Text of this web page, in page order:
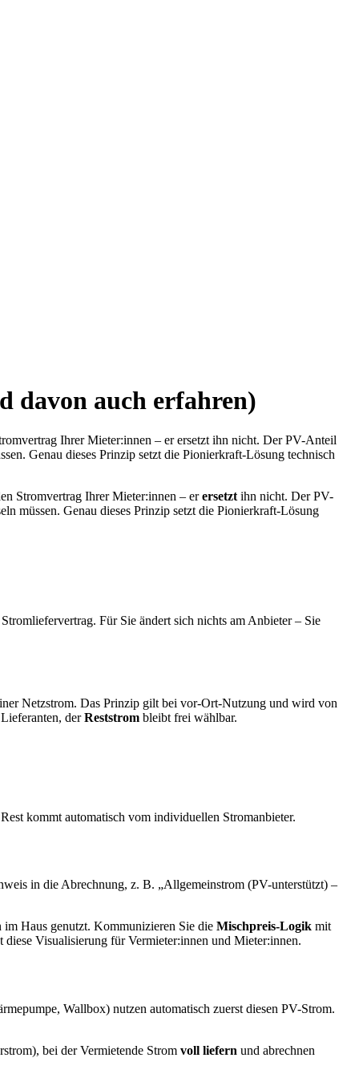
davon auch erfahren)
Ihrer Mieter:innen – er ersetzt ihn nicht. Der PV-Anteil
Genau dieses Prinzip setzt die Pionierkraft-Lösung technisch
Stromvertrag Ihrer Mieter:innen – erersetzt ihn nicht. Der PV-
müssen. Genau dieses Prinzip setzt die Pionierkraft-Lösung
Für Sie ändert sich nichts am Anbieter – Sie
Netzstrom. Das Prinzip gilt bei vor-Ort-Nutzung und wird von
derReststrom bleibt frei wählbar.
kommt automatisch vom individuellen Stromanbieter.
in die Abrechnung, z. B. „Allgemeinstrom (PV-unterstützt) –
Haus genutzt. Kommunizieren Sie die Mischpreis-Logik mit
Visualisierung für Vermieter:innen und Mieter:innen.
Wallbox) nutzen automatisch zuerst diesen PV-Strom.
bei der Vermietende Strom voll liefern und abrechnen